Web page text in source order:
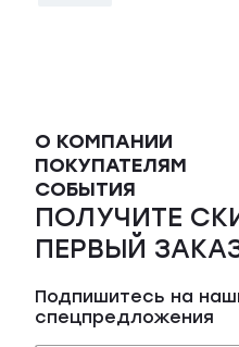
О КОМПАНИИ
ПОКУПАТЕЛЯМ
СОБЫТИЯ
ПОЛУЧИТЕ
ПЕРВЫЙ
Подпишитесь на
спецпредложения